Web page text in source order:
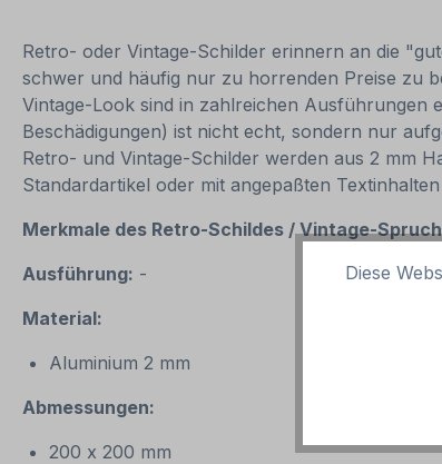
Retro- oder Vintage-Schilder erinnern an die
schwer und häufig nur zu horrenden Preise zu
Vintage-Look sind in zahlreichen Ausführungen
Beschädigungen) ist nicht echt, sondern nur
Retro- und Vintage-Schilder werden aus 2 mm
Standardartikel oder mit angepaßten
Merkmale des Retro-Schildes / Vintage-
Ausführung: -
Material:
Aluminium 2 mm
Abmessungen:
200 x 200 mm
Diese